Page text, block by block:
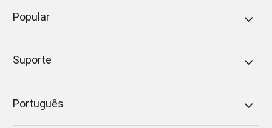
Popular
Suporte
Português